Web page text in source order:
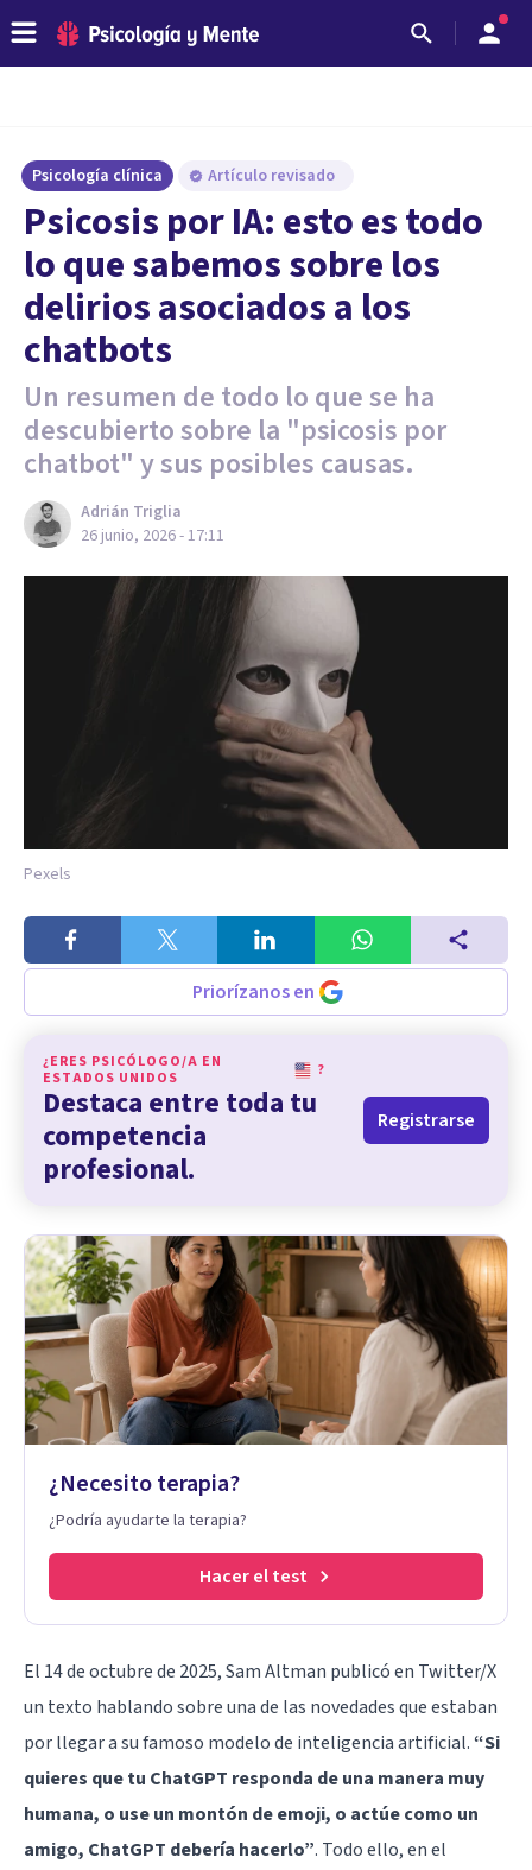
Psicología clínica Artículo revisado
Psicosis por IA: esto es todo
lo que sabemos sobre los
delirios asociados a los
chatbots
Un resumen de todo lo que se ha
descubierto sobre la "psicosis por
chatbot" y sus posibles causas.
Adrián Triglia
26 junio, 2026 - 17:11
Pexels
Priorízanos en
¿ERES PSICÓLOGO/A EN
ESTADOS UNIDOS
?
Destaca entre toda tu
competencia
profesional.
Registrarse
¿Necesito terapia?
¿Podría ayudarte la terapia?
Hacer el test
El 14 de octubre de 2025, Sam Altman publicó en Twitter/X
un texto hablando sobre una de las novedades que estaban
por llegar a su famoso modelo de inteligencia artificial. “Si
quieres que tu ChatGPT responda de una manera muy
humana, o use un montón de emoji, o actúe como un
amigo, ChatGPT debería hacerlo”. Todo ello, en el